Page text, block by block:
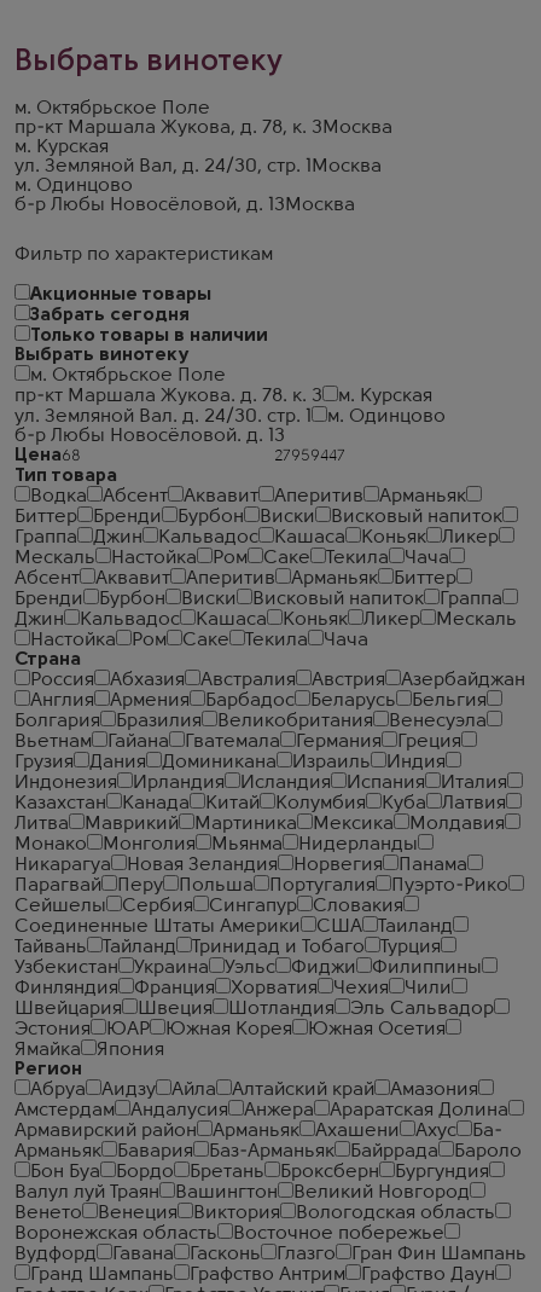
Фильтр по характеристикам
Акционные товары
Забрать сегодня
Только товары в наличии
Выбрать винотеку
м. Октябрьское Поле
пр-кт Маршала Жукова. д. 78. к. 3
м. Курская
ул. Земляной Вал. д. 24/30. стр. 1
м. Одинцово
б-р Любы Новосёловой. д. 13
Цена
Тип товара
Водка
Абсент Аквавит Аперитив
Арманьяк
Биттер
Бренди Бурбон Виски
Висковый напиток
Граппа
Джин Кальвадос Кашаса Коньяк
Ликер
Мескаль
Настойка Ром Саке Текила
Чача
Абсент
Аквавит Аперитив Арманьяк
Биттер
Бренди
Бурбон Виски Висковый напиток
Граппа
Джин
Кальвадос Кашаса Коньяк Ликер
Мескаль
Настойка
Ром Саке Текила
Чача
Страна
Россия
Абхазия Австралия Австрия
Азербайджан
Англия
Армения Барбадос Беларусь
Бельгия
Болгария
Бразилия Великобритания
Венесуэла
Вьетнам
Гайана Гватемала Германия
Греция
Грузия
Дания Доминикана Израиль
Индия
Индонезия
Ирландия Исландия Испания
Италия
Казахстан
Канада Китай Колумбия Куба
Латвия
Литва
Маврикий Мартиника Мексика
Молдавия
Монако
Монголия Мьянма
Нидерланды
Никарагуа
Новая Зеландия Норвегия
Панама
Парагвай
Перу Польша Португалия
Пуэрто-Рико
Сейшелы
Сербия Сингапур
Словакия
Соединенные Штаты Америки
США
Таиланд
Тайвань
Тайланд Тринидад и Тобаго
Турция
Узбекистан
Украина Уэльс Фиджи
Филиппины
Финляндия
Франция Хорватия Чехия
Чили
Швейцария
Швеция Шотландия
Эль Сальвадор
Эстония
ЮАР Южная Корея
Южная Осетия
Ямайка
Япония
Регион
Абруа
Аидзу Айла Алтайский край
Амазония
Амстердам
Андалусия Анжера
Араратская Долина
Армавирский район
Арманьяк Ахашени Ахус
Ба-
Арманьяк
Бавария Баз-Арманьяк Байррада
Бароло
Бон Буа
Бордо Бретань Броксберн
Бургундия
Валул луй Траян
Вашингтон
Великий Новгород
Венето
Венеция Виктория
Вологодская область
Воронежская область
Восточное побережье
Вудфорд
Гавана Гасконь Глазго
Гран Фин Шампань
Гранд Шампань
Графство Антрим
Графство Даун
Выбрать винотеку
м. Октябрьское Поле
пр-кт Маршала Жукова, д. 78, к. 3 Москва
м. Курская
ул. Земляной Вал, д. 24/30, стр. 1
Москва
м. Одинцово
б-р Любы Новосёловой, д. 13 Москва